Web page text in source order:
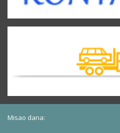
Misao dana: